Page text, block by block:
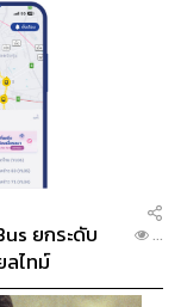
ยกระดับ
ลไทม์
...